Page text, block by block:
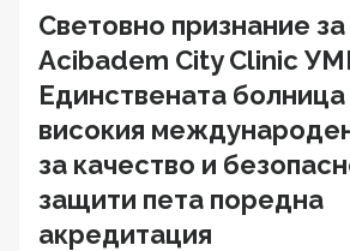
Световно признание
Acibadem City Clinic
Единствената болница
високия
за качество и
защити пета поредна
акредитация